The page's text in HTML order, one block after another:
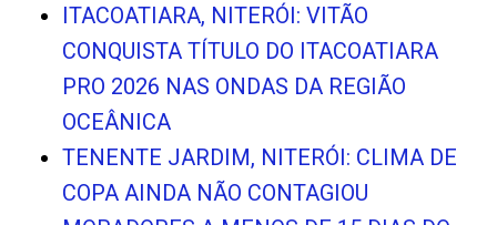
ITACOATIARA, NITERÓI: VITÃO
CONQUISTA TÍTULO DO ITACOATIARA
PRO 2026 NAS ONDAS DA REGIÃO
OCEÂNICA
TENENTE JARDIM, NITERÓI: CLIMA DE
COPA AINDA NÃO CONTAGIOU